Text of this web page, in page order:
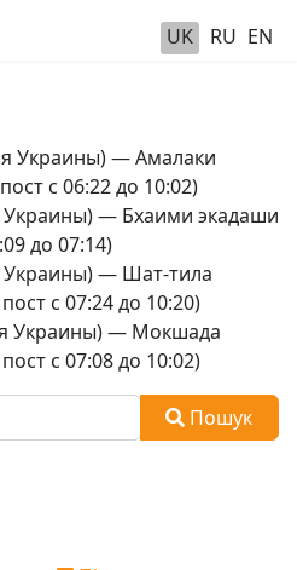
UK RU EN
Украины) — Амалаки
с 06:22 до 10:02)
Украины) — Бхаими экадаши
до 07:14)
Украины) — Шат-тила
с 07:24 до 10:20)
Украины) — Мокшада
с 07:08 до 10:02)
Пошук